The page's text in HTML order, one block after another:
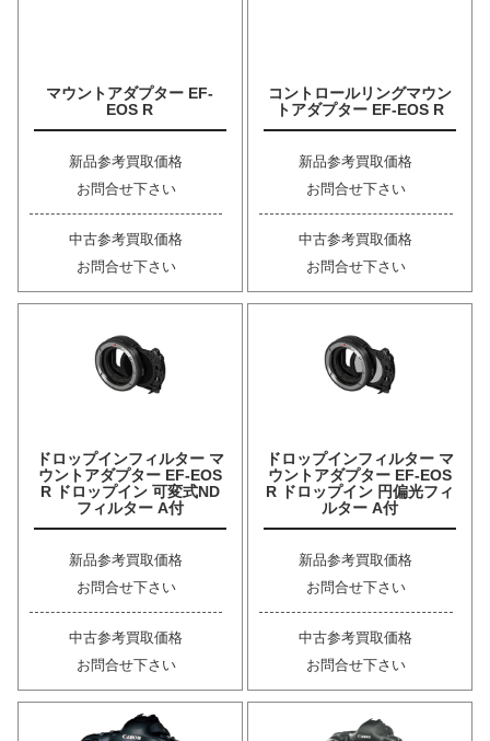
マウントアダプター EF-
EOS R
新品参考買取価格
お問合せ下さい
中古参考買取価格
お問合せ下さい
コントロールリングマウン
トアダプター EF-EOS R
新品参考買取価格
お問合せ下さい
中古参考買取価格
お問合せ下さい
ドロップインフィルター マ
ウントアダプター EF-EOS
R ドロップイン 可変式ND
フィルター A付
新品参考買取価格
お問合せ下さい
中古参考買取価格
お問合せ下さい
ドロップインフィルター マ
ウントアダプター EF-EOS
R ドロップイン 円偏光フィ
ルター A付
新品参考買取価格
お問合せ下さい
中古参考買取価格
お問合せ下さい